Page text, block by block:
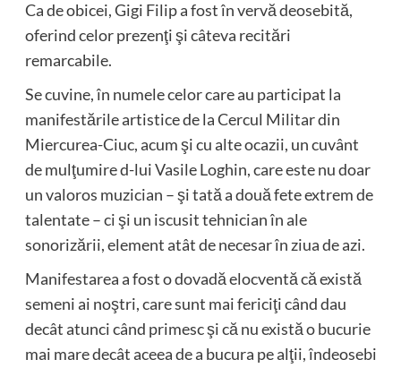
Ca de obicei, Gigi Filip a fost în vervă deosebită,
oferind celor prezenţi şi câteva recitări
remarcabile.
Se cuvine, în numele celor care au participat la
manifestările artistice de la Cercul Militar din
Miercurea-Ciuc, acum şi cu alte ocazii, un cuvânt
de mulţumire d-lui Vasile Loghin, care este nu doar
un valoros muzician – şi tată a două fete extrem de
talentate – ci şi un iscusit tehnician în ale
sonorizării, element atât de necesar în ziua de azi.
Manifestarea a fost o dovadă elocventă că există
semeni ai noştri, care sunt mai fericiţi când dau
decât atunci când primesc şi că nu există o bucurie
mai mare decât aceea de a bucura pe alţii, îndeosebi